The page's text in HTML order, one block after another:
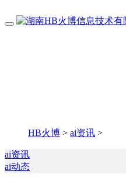
HB火博 > ai资讯 >
ai资讯
ai动态